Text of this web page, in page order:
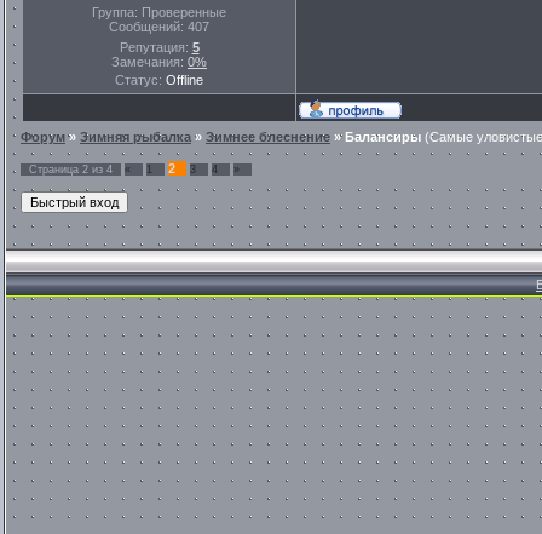
Группа: Проверенные
Сообщений: 407
Репутация: 5
Замечания: 0%
Статус: Offline
Форум» Зимняя рыбалка » Зимнее блеснение »Балансиры (Самые уловистые
Страница 2 из 4 « 1 2 3 4 »